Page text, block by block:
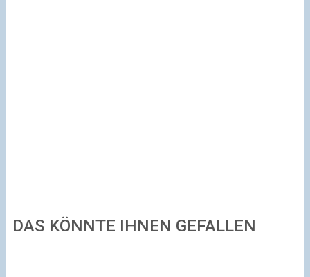
DAS KÖNNTE IHNEN GEFALLEN